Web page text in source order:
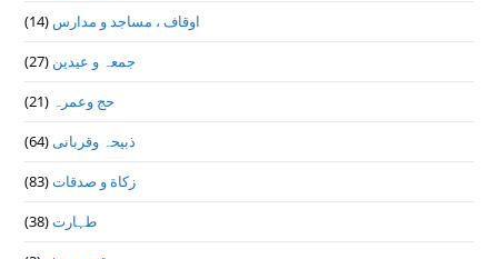
اوقاف ، مساجد و مدارس (14)
جمعہ و عیدین (27)
حج وعمرہ (21)
ذبیحہ وقربانی(64)
زکاة و صدقات(83)
طہارت(38)